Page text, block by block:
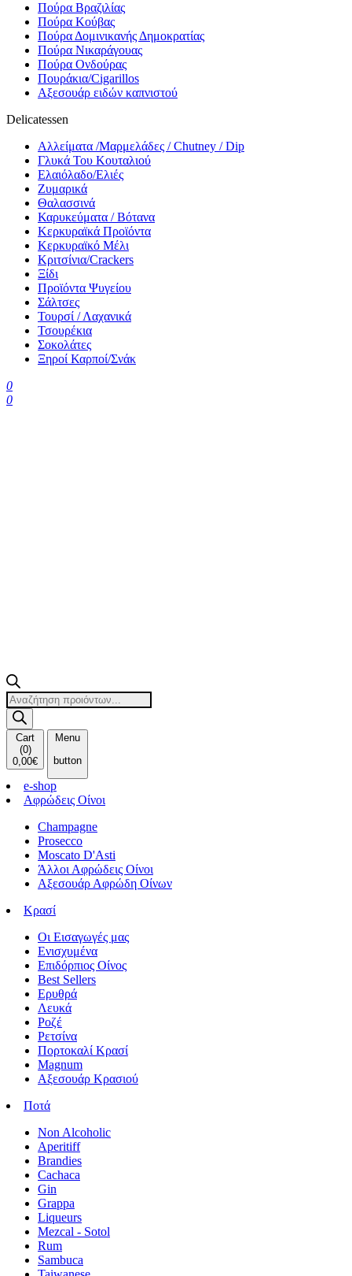
Πούρα Βραζιλίας
Πούρα Κούβας
Πούρα Δομινικανής Δημοκρατίας
Πούρα Νικαράγουας
Πούρα Ονδούρας
Πουράκια/Cigarillos
Αξεσουάρ ειδών καπνιστού
Delicatessen
Αλλείματα /Μαρμελάδες / Chutney / Dip
Γλυκά Του Κουταλιού
Ελαιόλαδο/Ελιές
Ζυμαρικά
Θαλασσινά
Καρυκεύματα / Βότανα
Κερκυραϊκά Προϊόντα
Κερκυραϊκό Μέλι
Κριτσίνια/Crackers
Ξίδι
Προϊόντα Ψυγείου
Σάλτσες
Τουρσί / Λαχανικά
Τσουρέκια
Σοκολάτες
Ξηροί Καρποί/Σνάκ
0
0
Products
search
Cart
(0)
0,00€
Menu
button
e-shop
Αφρώδεις Οίνοι
Champagne
Prosecco
Moscato D'Asti
Άλλοι Αφρώδεις Οίνοι
Αξεσουάρ Αφρώδη Οίνων
Κρασί
Οι Εισαγωγές μας
Ενισχυμένα
Επιδόρπιος Οίνος
Best Sellers
Ερυθρά
Λευκά
Ροζέ
Ρετσίνα
Πορτοκαλί Κρασί
Magnum
Αξεσουάρ Κρασιού
Ποτά
Non Alcoholic
Aperitiff
Brandies
Cachaca
Gin
Grappa
Liqueurs
Mezcal - Sotol
Rum
Sambuca